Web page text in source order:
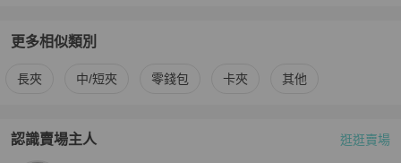
更多相似類別
更多Dior 女士錢包 / 小皮件相似商品推薦
長夾 中/短夾 零錢包 卡夾 其他
認識賣場主人
PopChill 拍拍圈嚴選賣家
逛逛賣場